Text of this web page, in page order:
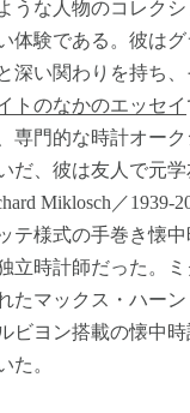
うな人物のコレクシ
体験である。彼は
深い関わりを持ち
トのなかのエッセイ
専門的な時計オー
だ、彼は友人で元学
Miklosch／1939-
テ様式の手巻き懐
立時計師だった。
たマックス・ハー
ビヨン搭載の懐中
た。